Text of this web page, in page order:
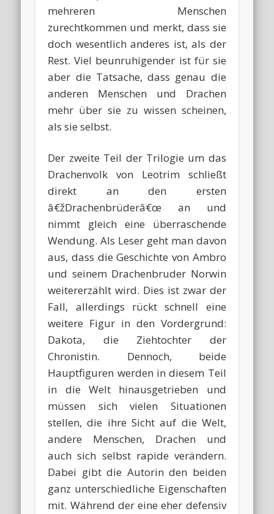
mehreren Menschen
zurechtkommen und merkt, dass sie
doch wesentlich anderes ist, als der
Rest. Viel beunruhigender ist für sie
aber die Tatsache, dass genau die
anderen Menschen und Drachen
mehr über sie zu wissen scheinen,
als sie selbst.
Der zweite Teil der Trilogie um das
Drachenvolk von Leotrim schließt
direkt an den ersten
â€žDrachenbrüderâ€œ an und
nimmt gleich eine überraschende
Wendung. Als Leser geht man davon
aus, dass die Geschichte von Ambro
und seinem Drachenbruder Norwin
weitererzählt wird. Dies ist zwar der
Fall, allerdings rückt schnell eine
weitere Figur in den Vordergrund:
Dakota, die Ziehtochter der
Chronistin. Dennoch, beide
Hauptfiguren werden in diesem Teil
in die Welt hinausgetrieben und
müssen sich vielen Situationen
stellen, die ihre Sicht auf die Welt,
andere Menschen, Drachen und
auch sich selbst rapide verändern.
Dabei gibt die Autorin den beiden
ganz unterschiedliche Eigenschaften
mit. Während der eine eher defensiv